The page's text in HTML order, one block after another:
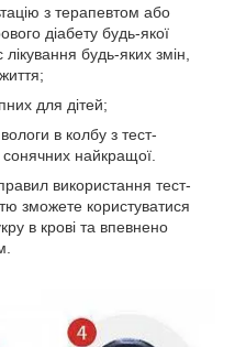
з терапевтом або
діабету будь-якої
будь-яких змін,
для дітей;
в колбу з тест-
найкращої.
використання тест-
зможете користуватися
в крові та впевнено